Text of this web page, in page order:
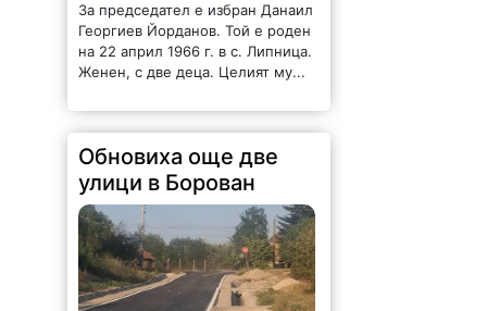
За председател е избран Данаил
Георгиев Йорданов. Той е роден
на 22 април 1966 г. в с. Липница.
Женен, с две деца. Целият му...
Обновиха още две
улици в Борован